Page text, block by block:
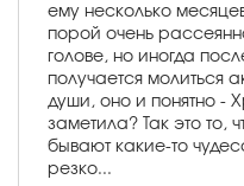
ему несколько
порой очень
голове, но иногда
получается молиться
души, оно и понятно -
заметила? Так это то,
бывают какие-то
резко...